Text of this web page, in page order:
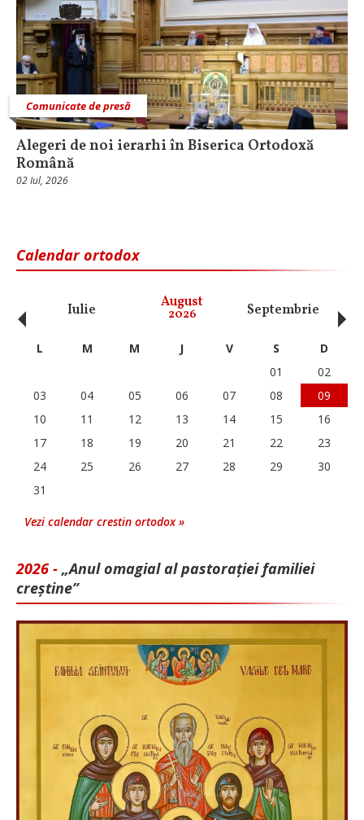
Comunicate de presă
Alegeri de noi ierarhi în Biserica Ortodoxă
Română
02 Iul, 2026
Calendar ortodox
Iulie August
2026 Septembrie
‹ L M M J V S
D
01
02
03
04 05 06 07 08
09
10
11 12 13 14 15
16
17
18 19 20 21 22
23
24
25 26 27 28 29
30
31
Vezi calendar crestin ortodox »
2026 - „Anul omagial al pastorației familiei
creștine”